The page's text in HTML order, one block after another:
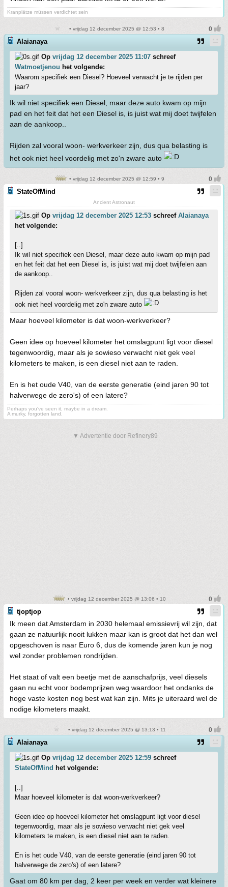
Kranplätze müssen verdichtet sein
• vrijdag 12 december 2025 @ 12:53 • 8
Alaianaya
Op vrijdag 12 december 2025 11:07 schreef
Watmoetjenou het volgende:
Waarom specifiek een Diesel? Hoeveel verwacht je te rijden per
jaar?
Ik wil niet specifiek een Diesel, maar deze auto kwam op mijn
pad en het feit dat het een Diesel is, is juist wat mij doet twijfelen
aan de aankoop..
Rijden zal vooral woon- werkverkeer zijn, dus qua belasting is
het ook niet heel voordelig met zo'n zware auto
• vrijdag 12 december 2025 @ 12:59 • 9
StateOfMind
Ancient Astronaut
Op vrijdag 12 december 2025 12:53 schreef Alaianaya
het volgende:
[..]
Ik wil niet specifiek een Diesel, maar deze auto kwam op mijn pad
en het feit dat het een Diesel is, is juist wat mij doet twijfelen aan
de aankoop..
Rijden zal vooral woon- werkverkeer zijn, dus qua belasting is het
ook niet heel voordelig met zo'n zware auto
Maar hoeveel kilometer is dat woon-werkverkeer?
Geen idee op hoeveel kilometer het omslagpunt ligt voor diesel
tegenwoordig, maar als je sowieso verwacht niet gek veel
kilometers te maken, is een diesel niet aan te raden.
En is het oude V40, van de eerste generatie (eind jaren 90 tot
halverwege de zero's) of een latere?
Perhaps you've seen it, maybe in a dream.
A murky, forgotten land.
▼ Advertentie door Refinery89
• vrijdag 12 december 2025 @ 13:06 • 10
tjoptjop
Ik meen dat Amsterdam in 2030 helemaal emissievrij wil zijn, dat
gaan ze natuurlijk nooit lukken maar kan is groot dat het dan wel
opgeschoven is naar Euro 6, dus de komende jaren kun je nog
wel zonder problemen rondrijden.
Het staat of valt een beetje met de aanschafprijs, veel diesels
gaan nu echt voor bodemprijzen weg waardoor het ondanks de
hoge vaste kosten nog best wat kan zijn. Mits je uiteraard wel de
nodige kilometers maakt.
• vrijdag 12 december 2025 @ 13:13 • 11
Alaianaya
Op vrijdag 12 december 2025 12:59 schreef
StateOfMind het volgende:
[..]
Maar hoeveel kilometer is dat woon-werkverkeer?
Geen idee op hoeveel kilometer het omslagpunt ligt voor diesel
tegenwoordig, maar als je sowieso verwacht niet gek veel
kilometers te maken, is een diesel niet aan te raden.
En is het oude V40, van de eerste generatie (eind jaren 90 tot
halverwege de zero's) of een latere?
Gaat om 80 km per dag, 2 keer per week en verder wat kleinere